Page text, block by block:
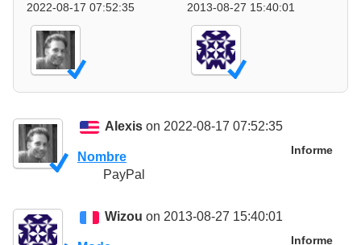
2022-08-17 07:52:35
2013-08-27 15:40:01
Alexis on 2022-08-17 07:52:35
Informe
Nombre
PayPal
Wizou on 2013-08-27 15:40:01
Informe